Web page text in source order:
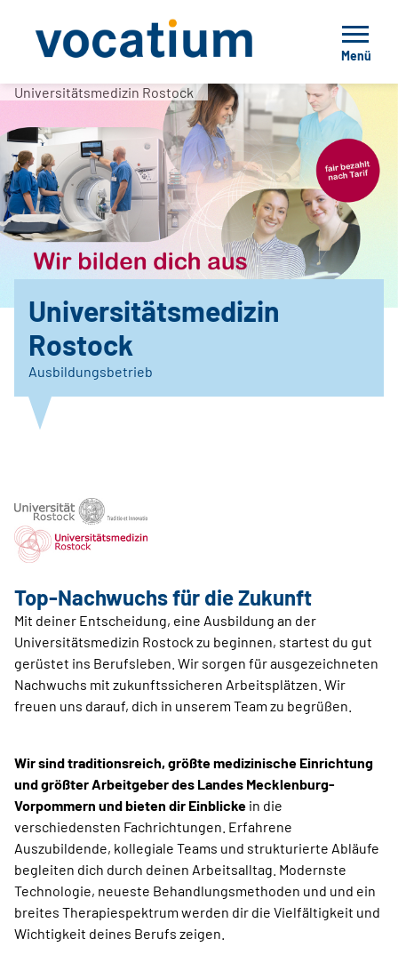
Menü
Universitätsmedizin Rostock
Universitätsmedizin
Rostock
Ausbildungsbetrieb
Top-Nachwuchs für die Zukunft
Mit deiner Entscheidung, eine Ausbildung an der
Universitätsmedizin Rostock zu beginnen, startest du gut
gerüstet ins Berufsleben. Wir sorgen für ausgezeichneten
Nachwuchs mit zukunftssicheren Arbeitsplätzen. Wir
freuen uns darauf, dich in unserem Team zu begrüßen.
Wir sind traditionsreich, größte medizinische Einrichtung
und größter Arbeitgeber des Landes Mecklenburg-
Vorpommern und bieten dir Einblicke in die
verschiedensten Fachrichtungen. Erfahrene
Auszubildende, kollegiale Teams und strukturierte Abläufe
begleiten dich durch deinen Arbeitsalltag. Modernste
Technologie, neueste Behandlungsmethoden und und ein
breites Therapiespektrum werden dir die Vielfältigkeit und
Wichtigkeit deines Berufs zeigen.